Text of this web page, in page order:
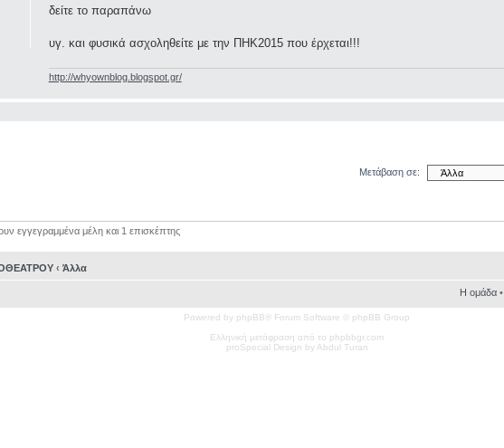
δείτε το παραπάνω
υγ. και φυσικά ασχοληθείτε με την ΠΗΚ2015 που έρχεται!!!
http://whyownblog.blogspot.gr/
Μετάβαση σε:
εγγεγραμμένα μέλη και 1 επισκέπτης
‹ Άλλα
Η ομάδα•
Powered by phpBB® Forum Software © phpBB Group
Ελληνική μετάφραση από το phpbbgr.com
proSpecial Design by Abdul Turan